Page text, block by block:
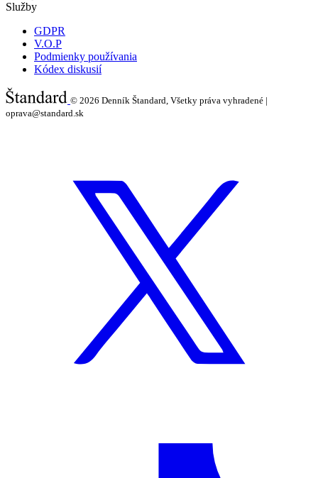
Služby
GDPR
V.O.P
Podmienky používania
Kódex diskusií
© 2026 Denník Štandard, Všetky práva vyhradené |
oprava@standard.sk